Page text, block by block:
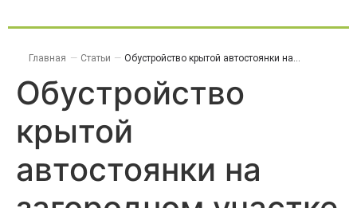
Главная — Статьи — Обустройство крытой автостоянки на...
Обустройство
крытой
автостоянки на